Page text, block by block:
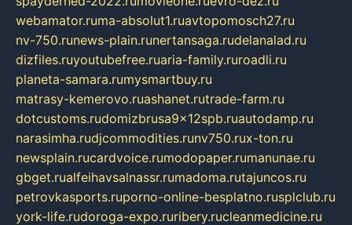
webamator.ruma-absolut1.ruavtopomosch27.ru
nv-750.runews-plain.runertansaga.rudelanalad.ru
dizfiles.ruyoutubefree.ruaria-family.ruroadli.ru
planeta-samara.rumysmartbuy.ru
matrasy-kemerovo.ruashanet.rutrade-farm.ru
dotcustoms.rudomizbrusa9x12spb.ruautodamp.ru
narasimha.rudjcommodities.runv750.rux-ton.ru
newsplain.rucardvoice.rumodopaper.rumanunae.ru
gbget.rualfeihavsalnassr.rumadoma.rutajuncos.ru
petrovkasports.ruporno-online-besplatno.rusplclub.ru
york-life.rudoroga-expo.ruribery.rucleanmedicine.ru